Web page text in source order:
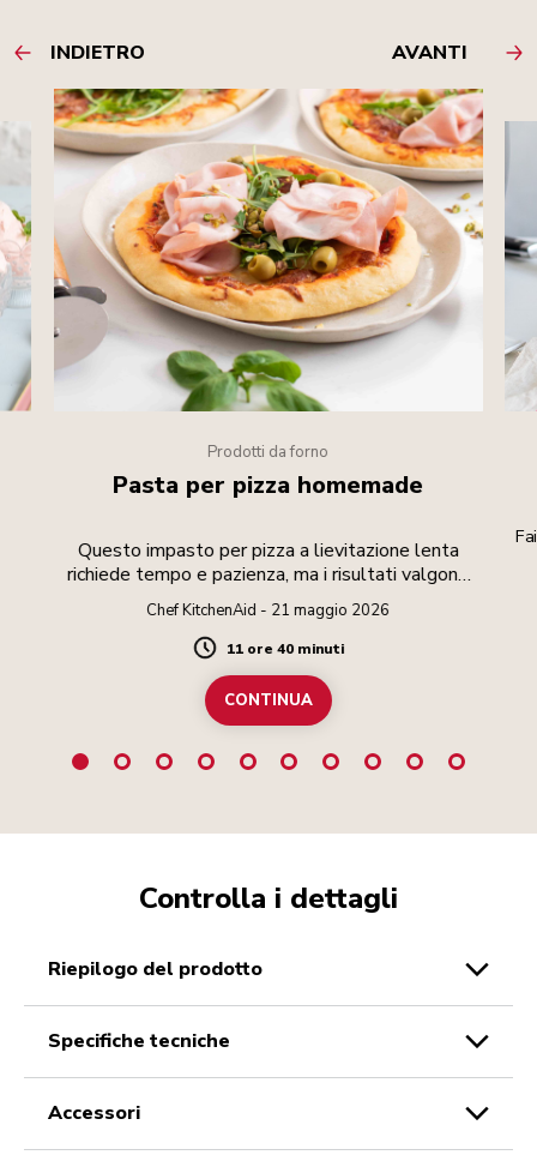
INDIETRO AVANTI
Prodotti da forno
Pasta per pizza homemade
Questo impasto per pizza a lievitazione lenta
richiede tempo e pazienza, ma i risultati valgono
lo sforzo.
Chef KitchenAid - 21 maggio 2026
Duration
11 ore 40 minuti
CONTINUA
Controlla i dettagli
riepilogo del prodotto
specifiche tecniche
accessori